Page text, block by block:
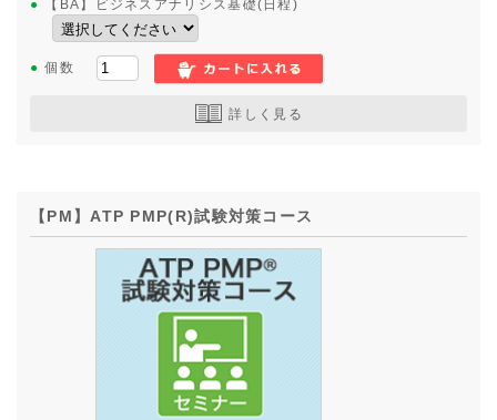
● 【BA】ビジネスアナリシス基礎(日程)
● 個数
詳しく見る
【PM】ATP PMP(R)試験対策コース